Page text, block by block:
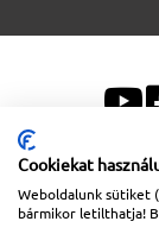
Cookiekat
Weboldalunk sütiket
bármikor letilthatja!